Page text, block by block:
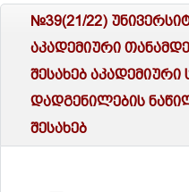
№39(21/22)
აკადემიური
შესახებ აკადემიური
დადგენილების
შესახებ